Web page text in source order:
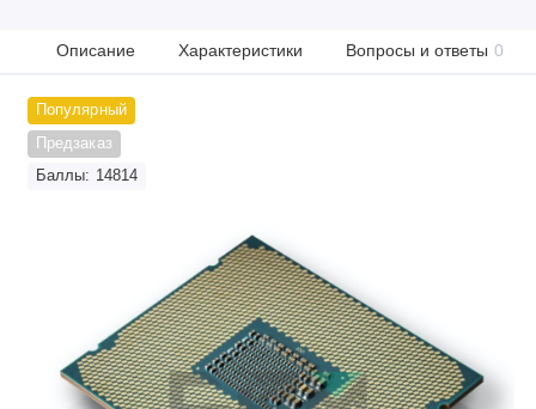
Описание Характеристики Вопросы и ответы 0
Популярный
Предзаказ
Баллы: 14814